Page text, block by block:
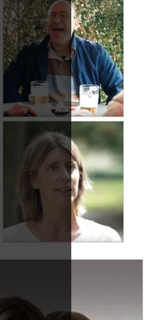
Facteurs
déclenchants et de
risque migraine et
maux de tête
Jean, 58 ans,
profite de la vie
malgré les fuites
urinaires
patients atteints de